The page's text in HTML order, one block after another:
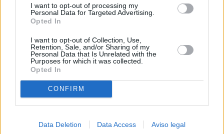
I want to opt-out of processing my
Personal Data for Targeted Advertising.
Opted In
I want to opt-out of Collection, Use,
Retention, Sale, and/or Sharing of my
Personal Data that Is Unrelated with the
Purposes for which it was collected.
Opted In
CONFIRM
Data Deletion Data Access Aviso legal